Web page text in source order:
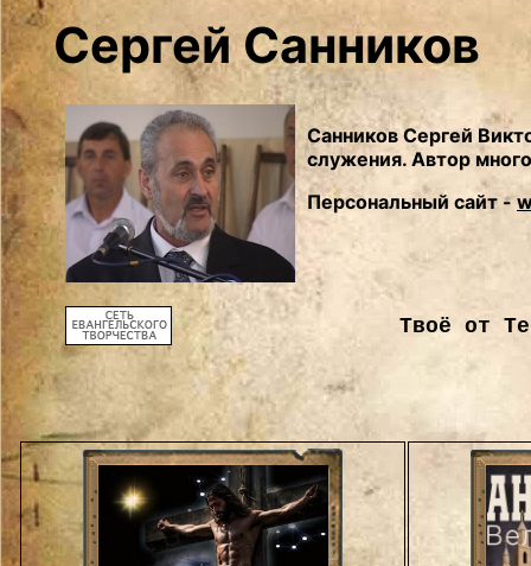
Сергей Санников
Санников Сергей
служения. Автор
Персональный сайт -
Твоё от